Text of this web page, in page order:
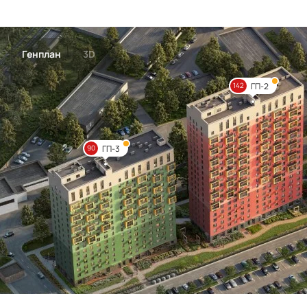
Генплан 3D
142 ГП-2
90 ГП-3